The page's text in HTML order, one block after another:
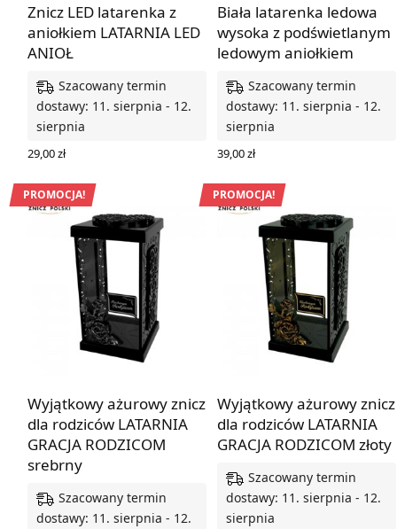
Znicz LED latarenka z
aniołkiem LATARNIA LED
ANIOŁ
Szacowany termin
dostawy: 11. sierpnia - 12.
sierpnia
29,00zł
Biała latarenka ledowa
wysoka z podświetlanym
ledowym aniołkiem
Szacowany termin
dostawy: 11. sierpnia - 12.
sierpnia
39,00zł
PROMOCJA!
Wyjątkowy ażurowy znicz
dla rodziców LATARNIA
GRACJA RODZICOM
srebrny
Szacowany termin
dostawy: 11. sierpnia - 12.
PROMOCJA!
Wyjątkowy ażurowy znicz
dla rodziców LATARNIA
GRACJA RODZICOM złoty
Szacowany termin
dostawy: 11. sierpnia - 12.
sierpnia